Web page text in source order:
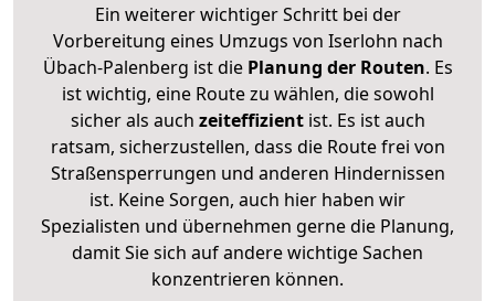
Ein weiterer wichtiger Schritt bei der
Vorbereitung eines Umzugs von Iserlohn nach
Übach-Palenberg ist diePlanung der Routen. Es
ist wichtig, eine Route zu wählen, die sowohl
sicher als auch zeiteffizientist. Es ist auch
ratsam, sicherzustellen, dass die Route frei von
Straßensperrungen und anderen Hindernissen
ist. Keine Sorgen, auch hier haben wir
Spezialisten und übernehmen gerne die Planung,
damit Sie sich auf andere wichtige Sachen
konzentrieren können.